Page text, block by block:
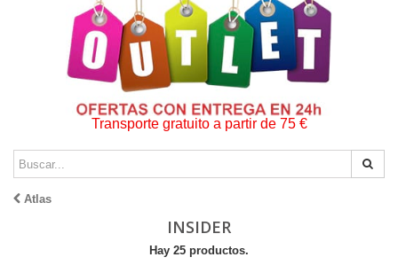
Transporte gratuito a partir de 75 €
Atlas
INSIDER
Hay 25 productos.